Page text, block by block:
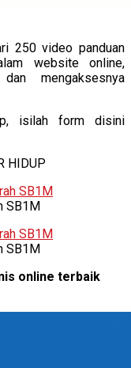
250 video panduan
website online,
mengaksesnya
isilah form disini
HIDUP
SB1M
SB1M
online terbaik